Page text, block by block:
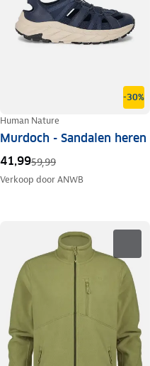
-30%
Human Nature
Murdoch - Sandalen heren
41,9959,99
Verkoop doorANWB